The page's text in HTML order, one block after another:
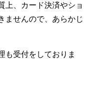
上、カード決済やショ
ませんので、あらかじ
も受付をしておりま